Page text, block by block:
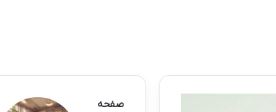
صفحه